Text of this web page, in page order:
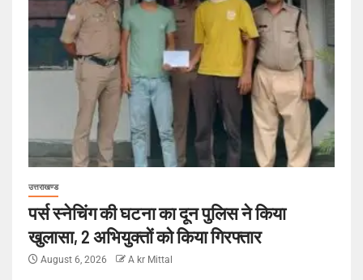
उत्तराखण्ड
पर्स स्नेचिंग की घटना का दून पुलिस ने किया
खुलासा, 2 अभियुक्तों को किया गिरफ्तार
August 6, 2026 A kr Mittal